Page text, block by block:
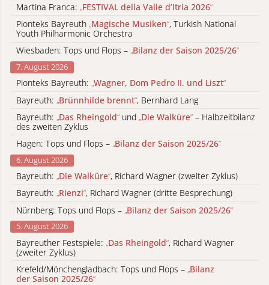
Martina Franca: „FESTIVAL della Valle d’Itria 2026“
Pionteks Bayreuth „Magische Musiken“, Turkish National
Youth Philharmonic Orchestra
Wiesbaden: Tops und Flops – „Bilanz der Saison 2025/26“
7. August 2026
Pionteks Bayreuth: „Wagner, Dom Pedro II. und Liszt“
Bayreuth: „Brünnhilde brennt“, Bernhard Lang
Bayreuth: „Das Rheingold“ und „Die Walküre“ – Halbzeitbilanz
des zweiten Zyklus
Hagen: Tops und Flops – „Bilanz der Saison 2025/26“
6. August 2026
Bayreuth: „Die Walküre“, Richard Wagner (zweiter Zyklus)
Bayreuth: „Rienzi“, Richard Wagner (dritte Besprechung)
Nürnberg: Tops und Flops – „Bilanz der Saison 2025/26“
5. August 2026
Bayreuther Festspiele: „Das Rheingold“, Richard Wagner
(zweiter Zyklus)
Krefeld/Mönchengladbach: Tops und Flops – „Bilanz
der Saison 2025/26“